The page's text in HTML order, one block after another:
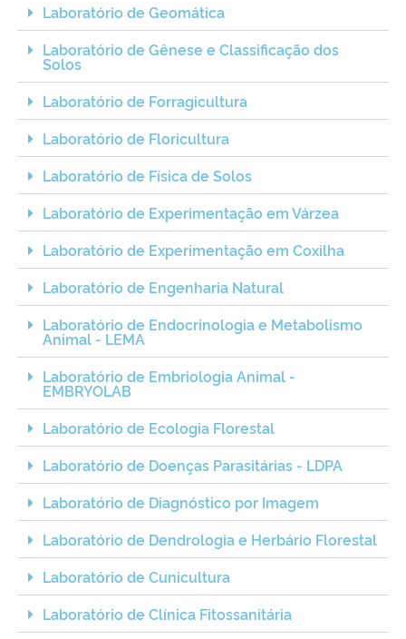
Laboratório de Geomática
Laboratório de Gênese e Classificação dos
Solos
Laboratório de Forragicultura
Laboratório de Floricultura
Laboratório de Física de Solos
Laboratório de Experimentação em Várzea
Laboratório de Experimentação em Coxilha
Laboratório de Engenharia Natural
Laboratório de Endocrinologia e Metabolismo
Animal - LEMA
Laboratório de Embriologia Animal -
EMBRYOLAB
Laboratório de Ecologia Florestal
Laboratório de Doenças Parasitárias - LDPA
Laboratório de Diagnóstico por Imagem
Laboratório de Dendrologia e Herbário Florestal
Laboratório de Cunicultura
Laboratório de Clínica Fitossanitária